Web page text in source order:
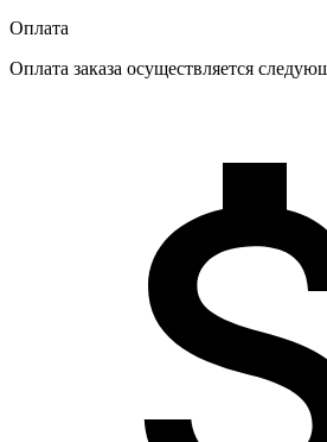
Оплата
Оплата заказа осуществляется